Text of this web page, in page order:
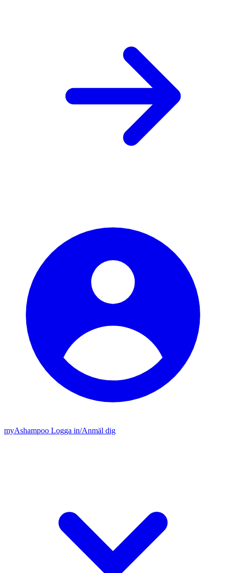
myAshampoo Logga in/Anmäl dig